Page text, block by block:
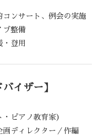
コンサート、例会の実施
ブ整備
・登用
イザー】
ピアノ教育家）
ディレクター／作編